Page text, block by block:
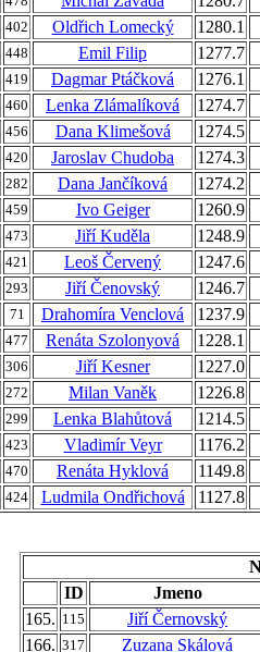
402 Oldřich Lomecký
1280.1
448 Emil Filip
1277.7
419 Dagmar Ptáčková
1276.1
460 Lenka Zlámalíková
1274.7
456 Dana Klimešová
1274.5
420 Jaroslav Chudoba
1274.3
282 Dana Jančíková
1274.2
459 Ivo Geiger
1260.9
473 Jiří Kuděla
1248.9
421 Leoš Červený
1247.6
293 Jiří Čenovský
1246.7
71 Drahomíra Venclová
1237.9
477 Renáta Szolonyová
1228.1
306 Jiří Kesner
1227.0
272 Milan Vaněk
1226.8
299 Lenka Blahůtová
1214.5
423 Vladimír Veyr
1176.2
470 Renáta Hyklová
1149.8
424 Ludmila Ondřichová 1127.8
ID
Jmeno
165. 115
Jiří Černovský
166. 317
Zuzana Skálová